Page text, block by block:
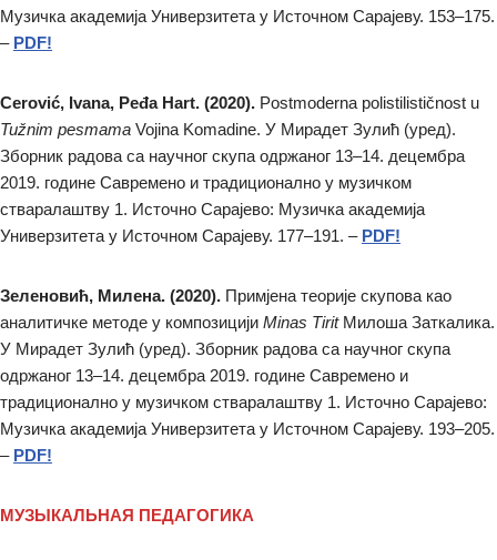
Музичка академија Универзитета у Источном Сарајеву. 153–175.
– PDF!
Cerović, Ivana, Peđa Hart. (2020). Postmoderna polistilističnost u
Tužnim pesmama Vojina Komadine. У Мирадет Зулић (уред).
Зборник радова са научног скупа одржаног 13–14. децембра
2019. године Савремено и традиционално у музичком
стваралаштву 1. Источно Сарајево: Музичка академија
Универзитета у Источном Сарајеву. 177–191. – PDF!
Зеленовић, Милена. (2020). Примјена теорије скупова као
аналитичке методе у композицији Minas Tirit Милоша Заткалика.
У Мирадет Зулић (уред). Зборник радова са научног скупа
одржаног 13–14. децембра 2019. године Савремено и
традиционално у музичком стваралаштву 1. Источно Сарајево:
Музичка академија Универзитета у Источном Сарајеву. 193–205.
– PDF!
МУЗЫКАЛЬНАЯ ПЕДАГОГИКА